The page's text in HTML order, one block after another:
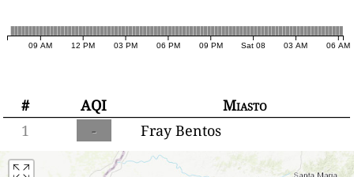
09 AM 12 PM 03 PM 06 PM 09 PM Sat 08 03 AM 06 AM
# AQI
Miasto
1
- Fray Bentos